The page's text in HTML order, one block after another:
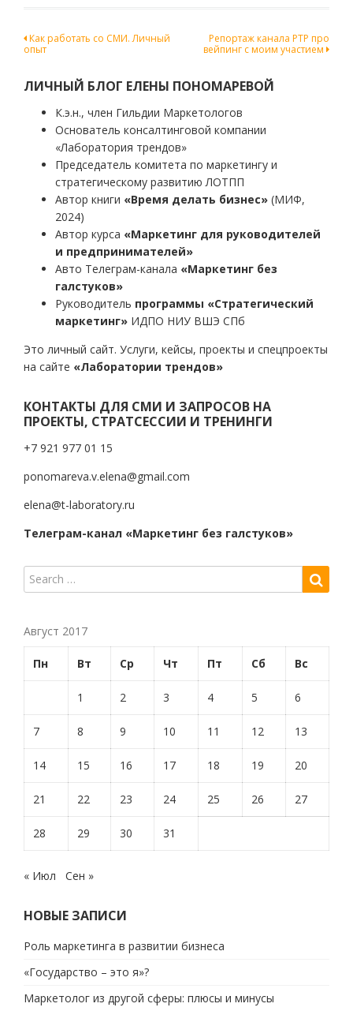
Навигация
записям
Как работать со СМИ. Личный
опыт
Репортаж канала РТР про
вейпинг с моим участием
ЛИЧНЫЙ БЛОГ ЕЛЕНЫ ПОНОМАРЕВОЙ
К.э.н., член Гильдии Маркетологов
Основатель консалтинговой компании
«Лаборатория трендов»
Председатель комитета по маркетингу и
стратегическому развитию ЛОТПП
Автор книги «Время делать бизнес» (МИФ,
2024)
Автор курса «Маркетинг для руководителей
и предпринимателей»
Авто Телеграм-канала «Маркетинг без
галстуков»
Руководитель программы «Стратегический
маркетинг» ИДПО НИУ ВШЭ СПб
Это личный сайт. Услуги, кейсы, проекты и спецпроекты
на сайте «Лаборатории трендов»
КОНТАКТЫ ДЛЯ СМИ И ЗАПРОСОВ НА
ПРОЕКТЫ, СТРАТСЕССИИ И ТРЕНИНГИ
+7 921 977 01 15
ponomareva.v.elena@gmail.com
elena@t-laboratory.ru
Телеграм-канал «Маркетинг без галстуков»
Август 2017
Пн Вт Ср Чт Пт Сб Вс
1 2 3 4 5 6
7 8 9 10 11 12 13
14 15 16 17 18 19 20
21 22 23 24 25 26 27
28 29 30 31
« Июл Сен »
НОВЫЕ ЗАПИСИ
Роль маркетинга в развитии бизнеса
«Государство – это я»?
Маркетолог из другой сферы: плюсы и минусы